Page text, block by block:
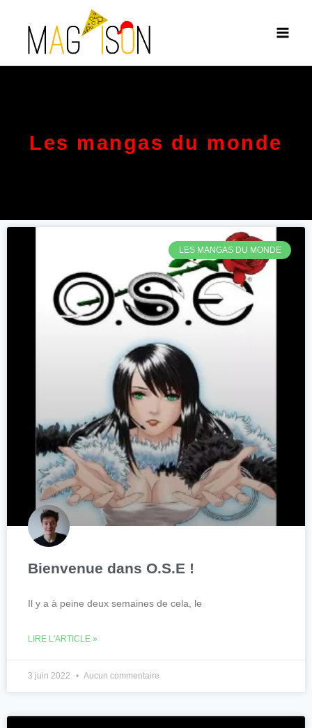
Les mangas du monde
LES MANGAS DU MONDE
Bienvenue dans O.S.E !
Il y a à peine deux semaines de cela, le
LIRE L'ARTICLE »
3 juin 2022 Aucun commentaire